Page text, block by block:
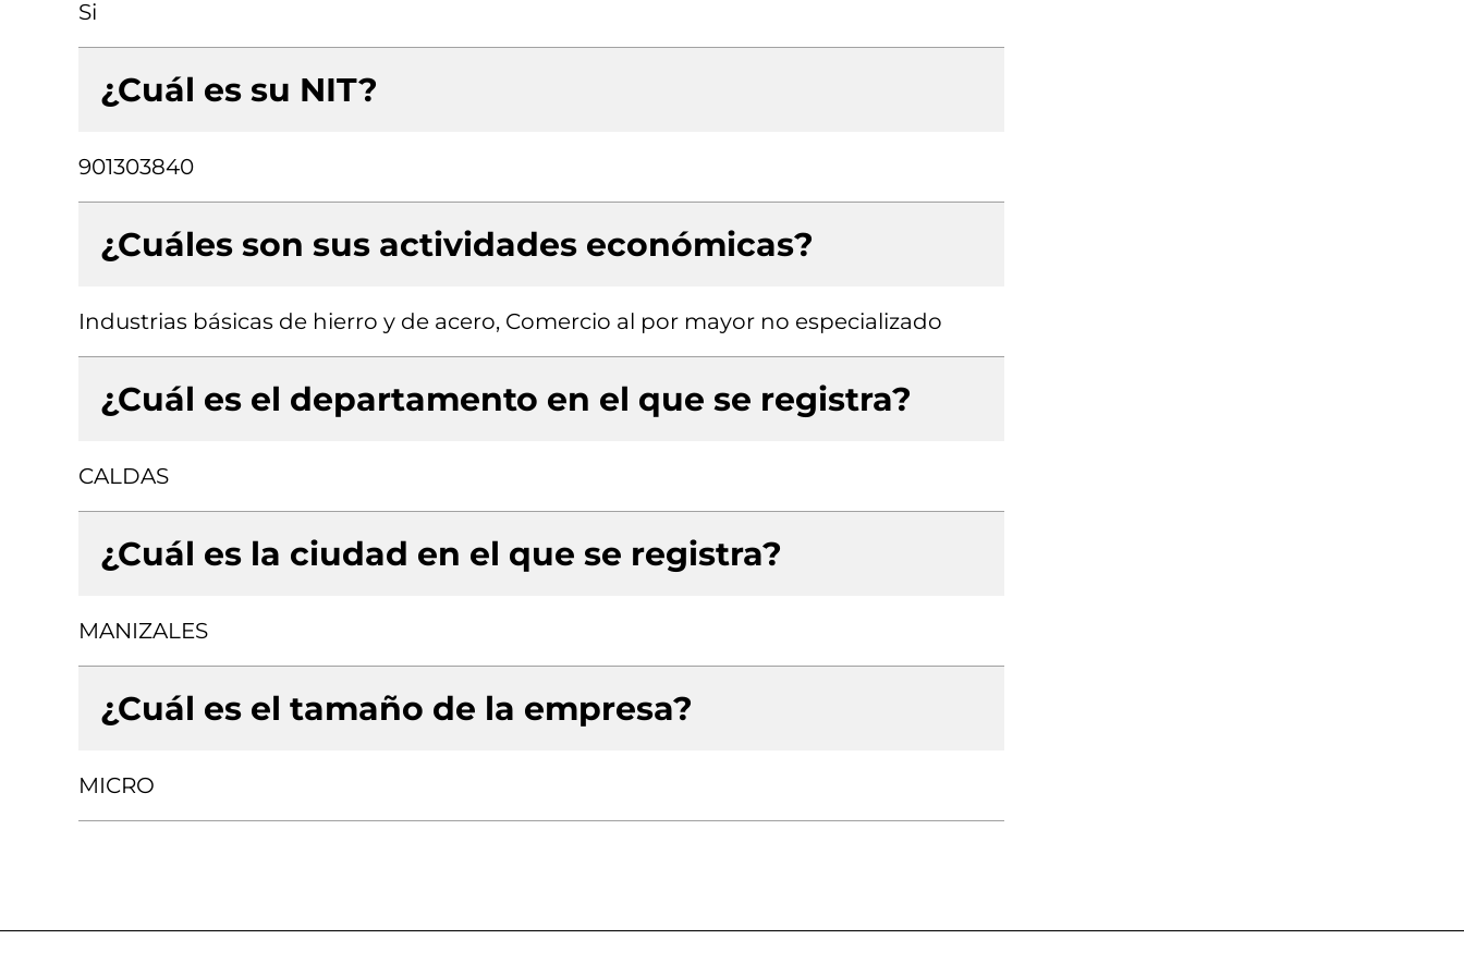
Si
¿Cuál es su NIT?
901303840
¿Cuáles son sus actividades económicas?
Industrias básicas de hierro y de acero, Comercio al por mayor no especializado
¿Cuál es el departamento en el que se registra?
CALDAS
¿Cuál es la ciudad en el que se registra?
MANIZALES
¿Cuál es el tamaño de la empresa?
MICRO